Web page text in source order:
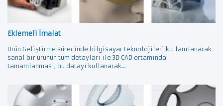
Eklemeli İmalat
Ürün Geliştirme sürecinde bilgisayar teknolojileri kullanılanarak
sanal bir ürünün tüm detayları ile 3D CAD ortamında
tamamlanması, bu datayı kullanarak...